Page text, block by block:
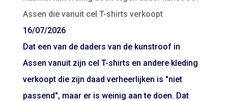
Assen die vanuit cel T-shirts verkoopt
16/07/2026
Dat een van de daders van de kunstroof in
Assen vanuit zijn cel T-shirts en andere kleding
verkoopt die zijn daad verheerlijken is "niet
passend", maar er is weinig aan te doen. Dat